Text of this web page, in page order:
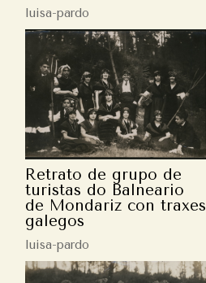
luisa-pardo
Retrato de grupo de
turistas do Balneario
de Mondariz con traxes
galegos
luisa-pardo